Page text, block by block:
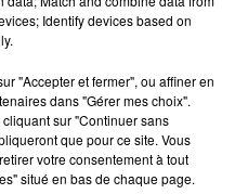
invités à rattraper au vol
souhaite bonne chance !
Par Paul Schuler / Avec T.P.
Identify devices based on
"Accepter et fermer", ou affiner en
dans "Gérer mes choix".
sur "Continuer sans
que pour ce site. Vous
votre consentement à tout
situé en bas de chaque page.